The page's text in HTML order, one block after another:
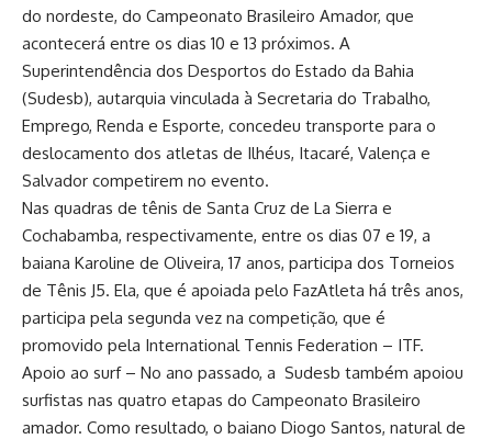
do nordeste, do Campeonato Brasileiro Amador, que
acontecerá entre os dias 10 e 13 próximos. A
Superintendência dos Desportos do Estado da Bahia
(Sudesb), autarquia vinculada à Secretaria do Trabalho,
Emprego, Renda e Esporte, concedeu transporte para o
deslocamento dos atletas de Ilhéus, Itacaré, Valença e
Salvador competirem no evento.
Nas quadras de tênis de Santa Cruz de La Sierra e
Cochabamba, respectivamente, entre os dias 07 e 19, a
baiana Karoline de Oliveira, 17 anos, participa dos Torneios
de Tênis J5. Ela, que é apoiada pelo FazAtleta há três anos,
participa pela segunda vez na competição, que é
promovido pela International Tennis Federation – ITF.
Apoio ao surf – No ano passado, a Sudesb também apoiou
surfistas nas quatro etapas do Campeonato Brasileiro
amador. Como resultado, o baiano Diogo Santos, natural de